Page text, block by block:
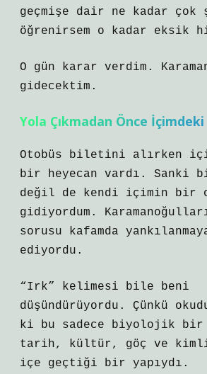
geçmişe dair ne kadar çok
öğrenirsem o kadar eksik
O gün karar verdim.
gidecektim.
Yola Çıkmadan Önce
Otobüs biletini alırken
bir heyecan vardı. Sanki
değil de kendi içimin bir
gidiyordum.
sorusu kafamda
ediyordu.
“Irk” kelimesi bile beni
düşündürüyordu. Çünkü
ki bu sadece biyolojik bir
tarih, kültür, göç ve
içe geçtiği bir yapıydı.